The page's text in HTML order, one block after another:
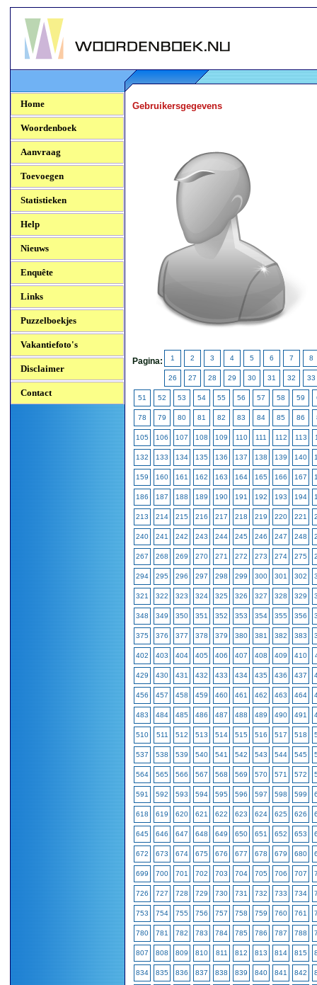
Woordenboek.NU
Home
Woordenboek
Aanvraag
Toevoegen
Statistieken
Help
Nieuws
Enquête
Links
Puzzelboekjes
Vakantiefoto's
Disclaimer
Contact
Gebruikersgegevens
Pagina: 1 2 3 4 5 6 7 8
26 27 28 29 30 31 32 33
51 52 53 54 55 56 57 58 59
78 79 80 81 82 83 84 85 86
105 106 107 108 109 110 111 112 113
132 133 134 135 136 137 138 139 140
159 160 161 162 163 164 165 166 167
186 187 188 189 190 191 192 193 194
213 214 215 216 217 218 219 220 221
240 241 242 243 244 245 246 247 248
267 268 269 270 271 272 273 274 275
294 295 296 297 298 299 300 301 302
321 322 323 324 325 326 327 328 329
348 349 350 351 352 353 354 355 356
375 376 377 378 379 380 381 382 383
402 403 404 405 406 407 408 409 410
429 430 431 432 433 434 435 436 437
456 457 458 459 460 461 462 463 464
483 484 485 486 487 488 489 490 491
510 511 512 513 514 515 516 517 518
537 538 539 540 541 542 543 544 545
564 565 566 567 568 569 570 571 572
591 592 593 594 595 596 597 598 599
618 619 620 621 622 623 624 625 626
645 646 647 648 649 650 651 652 653
672 673 674 675 676 677 678 679 680
699 700 701 702 703 704 705 706 707
726 727 728 729 730 731 732 733 734
753 754 755 756 757 758 759 760 761
780 781 782 783 784 785 786 787 788
807 808 809 810 811 812 813 814 815
834 835 836 837 838 839 840 841 842